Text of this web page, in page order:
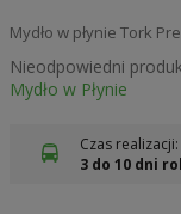
Mydło w płynie Tork
Nieodpowiedni
Mydło w Płynie
Czas realizacji:
3 do 10 dni